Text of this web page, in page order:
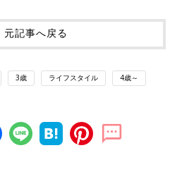
元記事へ戻る
3歳 ライフスタイル 4歳～